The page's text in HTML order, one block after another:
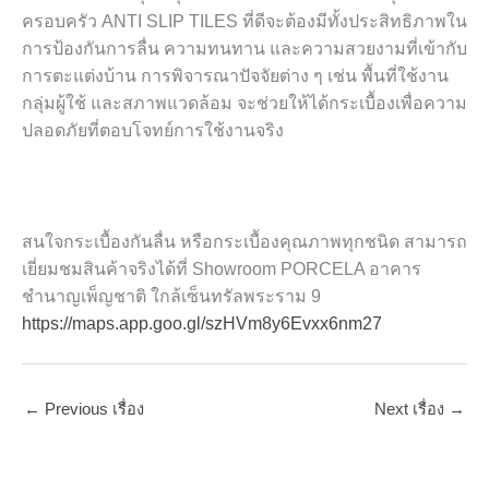
ครอบครัว ANTI SLIP TILES ที่ดีจะต้องมีทั้งประสิทธิภาพใน
การป้องกันการลื่น ความทนทาน และความสวยงามที่เข้ากับ
การตะแต่งบ้าน การพิจารณาปัจจัยต่าง ๆ เช่น พื้นที่ใช้งาน
กลุ่มผู้ใช้ และสภาพแวดล้อม จะช่วยให้ได้กระเบื้องเพื่อความ
ปลอดภัยที่ตอบโจทย์การใช้งานจริง
สนใจกระเบื้องกันลื่น หรือกระเบื้องคุณภาพทุกชนิด สามารถ
เยี่ยมชมสินค้าจริงได้ที่ Showroom PORCELA อาคาร
ชำนาญเพ็ญชาติ ใกล้เซ็นทรัลพระราม 9
https://maps.app.goo.gl/szHVm8y6Evxx6nm27
← Previous เรื่อง Next เรื่อง →